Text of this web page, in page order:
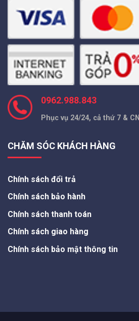
0962.988.843
Phục vụ 24/24, cả thứ 7 & CN
CHĂM SÓC KHÁCH HÀNG
Chính sách đổi trả
Chính sách bảo hành
Chính sách thanh toán
Chính sách giao hàng
Chính sách bảo mật thông tin